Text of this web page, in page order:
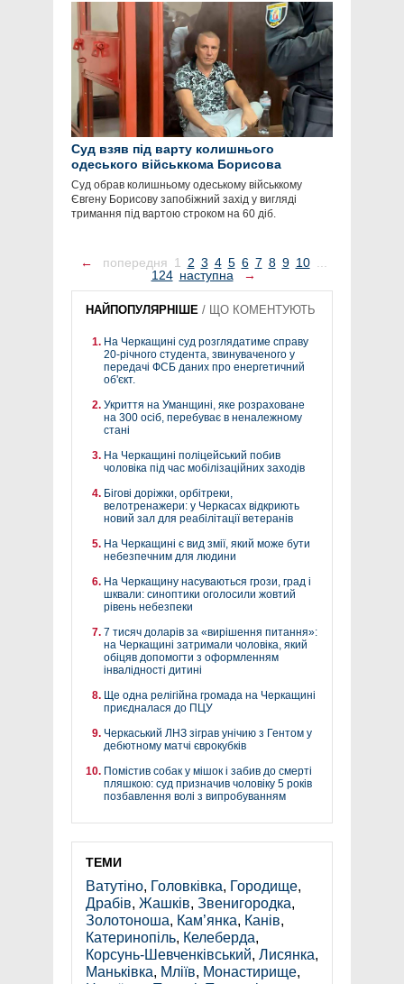
Суд взяв під варту колишнього
одеського військкома Борисова
Суд обрав колишньому одеському військкому
Євгену Борисову запобіжний захід у вигляді
тримання під вартою строком на 60 діб.
← попередня 1 2 3 4 5 6 7 8 9 10 ...
124 наступна →
НАЙПОПУЛЯРНІШЕ / ЩО КОМЕНТУЮТЬ
На Черкащині суд розглядатиме справу
20-річного студента, звинуваченого у
передачі ФСБ даних про енергетичний
об'єкт.
Укриття на Уманщині, яке розраховане
на 300 осіб, перебуває в неналежному
стані
На Черкащині поліцейський побив
чоловіка під час мобілізаційних заходів
Бігові доріжки, орбітреки,
велотренажери: у Черкасах відкриють
новий зал для реабілітації ветеранів
На Черкащині є вид змії, який може бути
небезпечним для людини
На Черкащину насуваються грози, град і
шквали: синоптики оголосили жовтий
рівень небезпеки
7 тисяч доларів за «вирішення питання»:
на Черкащині затримали чоловіка, який
обіцяв допомогти з оформленням
інвалідності дитині
Ще одна релігійна громада на Черкащині
приєдналася до ПЦУ
Черкаський ЛНЗ зіграв унічию з Гентом у
дебютному матчі єврокубків
Помістив собак у мішок і забив до смерті
пляшкою: суд призначив чоловіку 5 років
позбавлення волі з випробуванням
ТЕМИ
Ватутіно, Головківка, Городище,
Драбів, Жашків, Звенигородка,
Золотоноша, Кам’янка, Канів,
Катеринопіль, Келеберда,
Корсунь-Шевченківський, Лисянка,
Маньківка, Мліїв, Монастирище,